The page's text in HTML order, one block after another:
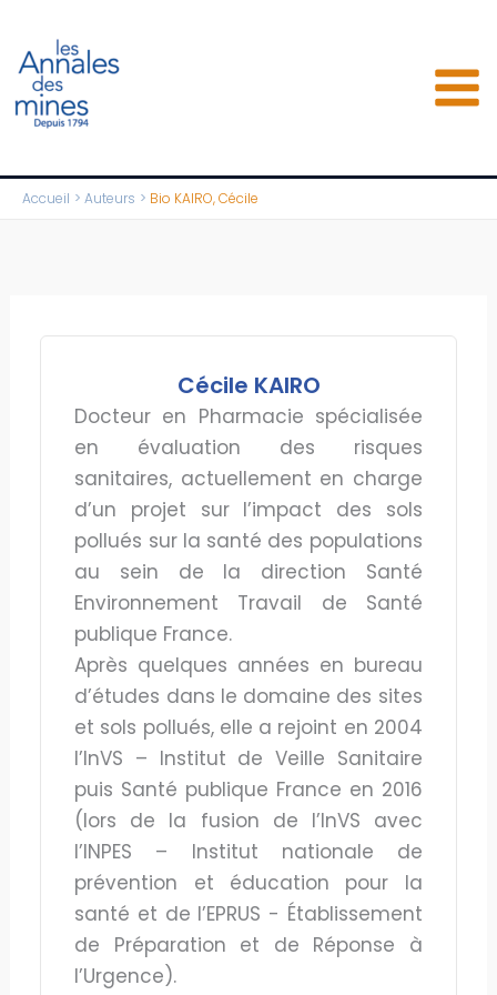
contenu
Accueil Auteurs Bio KAIRO, Cécile
Cécile KAIRO
Docteur en Pharmacie spécialisée
en évaluation des risques
sanitaires, actuellement en charge
d’un projet sur l’impact des sols
pollués sur la santé des populations
au sein de la direction Santé
Environnement Travail de Santé
publique France.
Après quelques années en bureau
d’études dans le domaine des sites
et sols pollués, elle a rejoint en 2004
l’InVS – Institut de Veille Sanitaire
puis Santé publique France en 2016
(lors de la fusion de l’InVS avec
l’INPES – Institut nationale de
prévention et éducation pour la
santé et de l’EPRUS - Établissement
de Préparation et de Réponse à
l’Urgence).